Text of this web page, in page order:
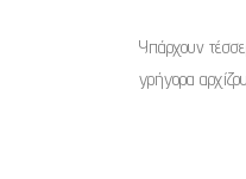
Υπάρχουν
γρήγορα